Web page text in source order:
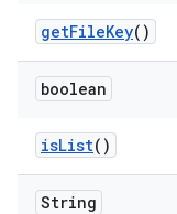
getFileKey()
boolean
isList()
String